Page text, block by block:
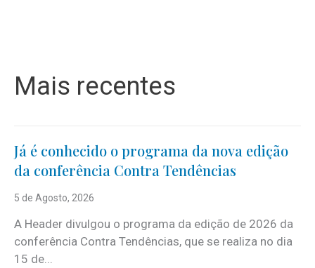
Mais recentes
Já é conhecido o programa da nova edição
da conferência Contra Tendências
5 de Agosto, 2026
A Header divulgou o programa da edição de 2026 da
conferência Contra Tendências, que se realiza no dia
15 de...